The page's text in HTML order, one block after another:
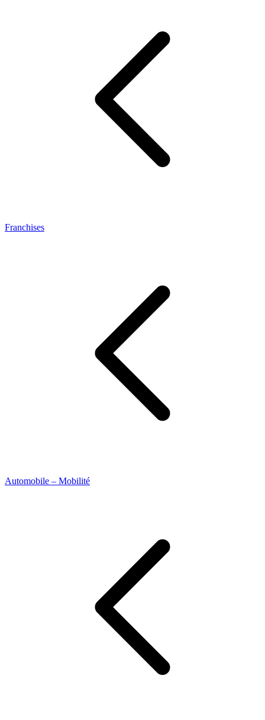
Franchises
Automobile – Mobilité